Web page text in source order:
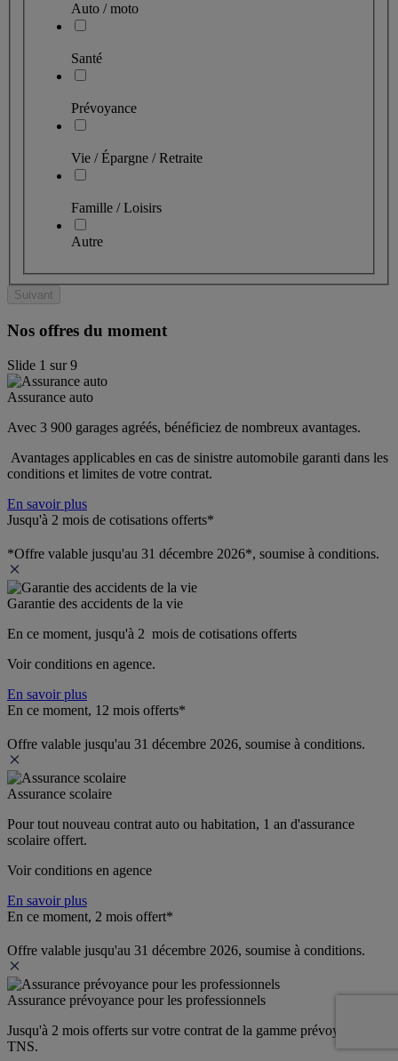
Auto / moto
Santé
Prévoyance
Vie / Épargne / Retraite
Famille / Loisirs
Autre
Suivant
Nos offres du moment
Slide 1 sur9
Assurance auto
Avec 3 900 garages agréés, bénéficiez de nombreux avantages.
Avantages applicables en cas de sinistre automobile garanti dans les
conditions et limites de votre contrat.
En savoir plus
Jusqu'à 2 mois de cotisations offerts*
*Offre valable jusqu'au 31 décembre 2026*, soumise à conditions.
Garantie des accidents de la vie
En ce moment, jusqu'à 2  mois de cotisations offerts
Voir conditions en agence.
En savoir plus
En ce moment, 12 mois offerts*
Offre valable jusqu'au 31 décembre 2026, soumise à conditions.
Assurance scolaire
Pour tout nouveau contrat auto ou habitation, 1 an d'assurance
scolaire offert.
Voir conditions en agence
En savoir plus
En ce moment, 2 mois offert*
Offre valable jusqu'au 31 décembre 2026, soumise à conditions.
Assurance prévoyance pour les professionnels
Jusqu'à 2 mois offerts sur votre contrat de la gamme prévoyance
TNS.